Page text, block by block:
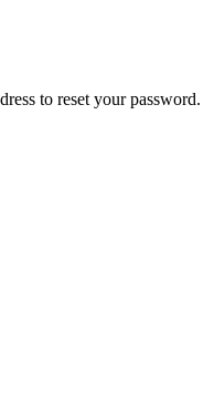
to reset your password.